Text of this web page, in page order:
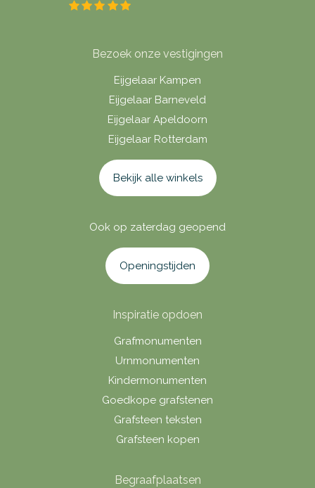
Bezoek onze vestigingen
Eijgelaar Kampen
Eijgelaar Barneveld
Eijgelaar Apeldoorn
Eijgelaar Rotterdam
Bekijk alle winkels
Ook op zaterdag geopend
Openingstijden
Inspiratie opdoen
Grafmonumenten
Urnmonumenten
Kindermonumenten
Goedkope grafstenen
Grafsteen teksten
Grafsteen kopen
Begraafplaatsen